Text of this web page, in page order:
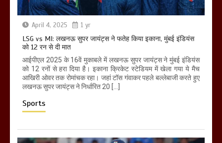
April 4, 2025 1 yr
LSG vs MI: लखनऊ सुपर जायंट्स ने फतेह किया इकाना, मुंबई इंडियंस
को 12 रन से दी मात
आईपीएल 2025 के 16वें मुकाबले में लखनऊ सुपर जायंट्स ने मुंबई इंडियंस
को 12 रनों से हरा दिया है। इकाना क्रिकेट स्टेडियम में खेला गया ये मैच
आखिरी ओवर तक रोमांचक रहा। जहां टॉस गंवाकर पहले बल्लेबाजी करते हुए
लखनऊ सुपर जायंट्स ने निर्धारित 20 […]
Sports